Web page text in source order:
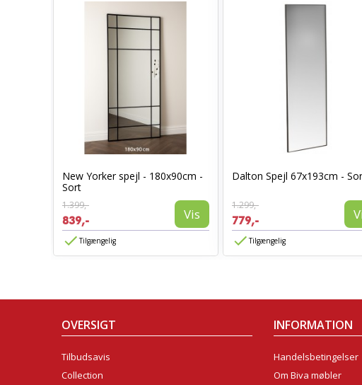
New Yorker spejl - 180x90cm -
Sort
1.399,-
839,- Vis
Tilgængelig
Dalton Spejl 67x193cm -
1.299,-
779,-
Tilgængelig
OVERSIGT
Tilbudsavis
Collection
INFORMATION
Handelsbetingelser
Om Biva møbler